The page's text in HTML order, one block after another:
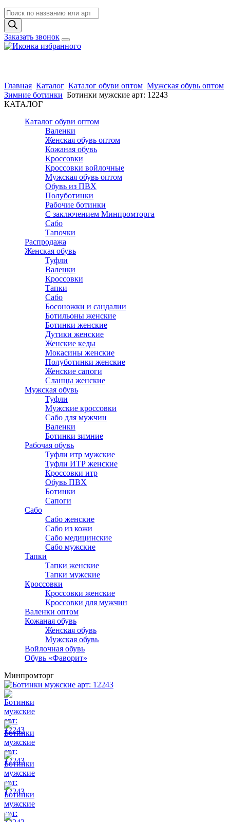
Поиск
товаров
Заказать звонок
Главная Каталог Каталог обуви оптом Мужская обувь оптом
Зимние ботинки Ботинки мужские арт: 12243
КАТАЛОГ
Каталог обуви оптом
Валенки
Женская обувь оптом
Кожаная обувь
Кроссовки
Кроссовки войлочные
Мужская обувь оптом
Обувь из ПВХ
Полуботинки
Рабочие ботинки
С заключением Минпромторга
Сабо
Тапочки
Распродажа
Женская обувь
Туфли
Валенки
Кроссовки
Тапки
Сабо
Босоножки и сандалии
Ботильоны женские
Ботинки женские
Дутики женские
Женские кеды
Мокасины женские
Полуботинки женские
Женские сапоги
Сланцы женские
Мужская обувь
Туфли
Мужские кроссовки
Сабо для мужчин
Валенки
Ботинки зимние
Рабочая обувь
Туфли итр мужские
Туфли ИТР женские
Кроссовки итр
Обувь ПВХ
Ботинки
Сапоги
Сабо
Сабо женские
Сабо из кожи
Сабо медицинские
Сабо мужские
Тапки
Тапки женские
Тапки мужские
Кроссовки
Кроссовки женские
Кроссовки для мужчин
Валенки оптом
Кожаная обувь
Женская обувь
Мужская обувь
Войлочная обувь
Обувь «Фаворит»
Минпромторг